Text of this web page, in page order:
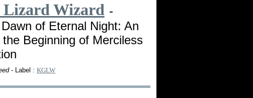
Wizard -
of Eternal Night: An
Beginning of Merciless
- Label :KGLW